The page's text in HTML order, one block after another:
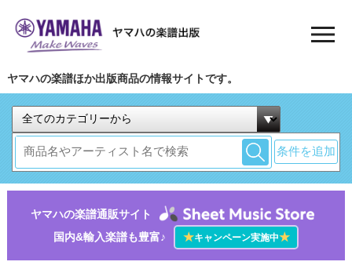
ヤマハの楽譜ほか出版商品の情報サイトです。
条件を追加
ヤマハの楽譜通販サイト
国内&輸入楽譜も豊富♪
★キャンペーン実施中★